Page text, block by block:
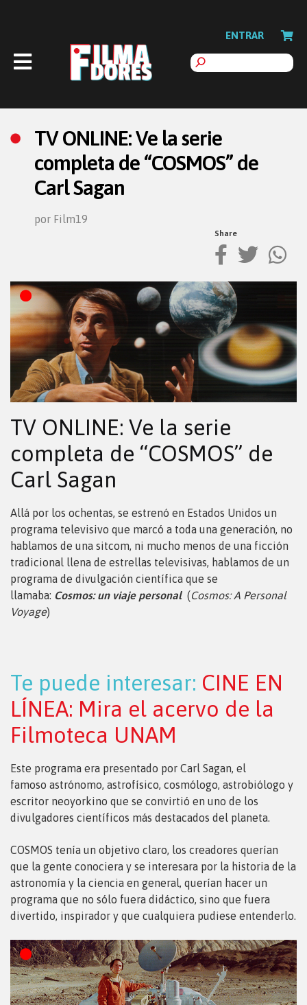
ENTRAR
TV ONLINE: Ve la serie
completa de “COSMOS” de
Carl Sagan
por Film19
Share
TV ONLINE: Ve la serie
completa de “COSMOS” de
Carl Sagan
Allá por los ochentas, se estrenó en Estados Unidos un
programa televisivo que marcó a toda una generación, no
hablamos de una sitcom, ni mucho menos de una ficción
tradicional llena de estrellas televisivas, hablamos de un
programa de divulgación científica que se
llamaba: Cosmos: un viaje personal(Cosmos: A Personal
Voyage)
Te puede interesar: CINE EN
LÍNEA: Mira el acervo de la
Filmoteca UNAM
Este programa era presentado por Carl Sagan, el
famoso astrónomo, astrofísico, cosmólogo, astrobiólogo y
escritor neoyorkino que se convirtió en uno de los
divulgadores científicos más destacados del planeta.
COSMOS tenía un objetivo claro, los creadores querían
que la gente conociera y se interesara por la historia de la
astronomía y la ciencia en general, querían hacer un
programa que no sólo fuera didáctico, sino que fuera
divertido, inspirador y que cualquiera pudiese entenderlo.